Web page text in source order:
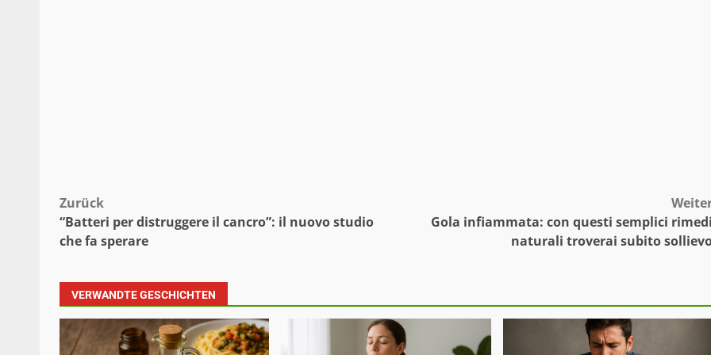
Beitragsnavigation
Zurück
“Batteri per distruggere il cancro”: il nuovo studio
che fa sperare
Gola infiammata: con questi semplici rimedi
naturali troverai subito
VERWANDTE GESCHICHTEN